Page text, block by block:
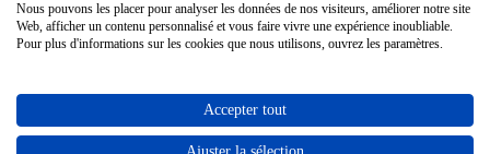
Nous pouvons les placer pour analyser les données de nos visiteurs, améliorer notre site
Web, afficher un contenu personnalisé et vous faire vivre une expérience inoubliable.
Pour plus d'informations sur les cookies que nous utilisons, ouvrez les paramètres.
Accepter tout